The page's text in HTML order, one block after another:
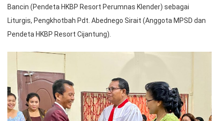
Bancin (Pendeta HKBP Resort Perumnas Klender) sebagai
Liturgis, Pengkhotbah Pdt. Abednego Sirait (Anggota MPSD dan
Pendeta HKBP Resort Cijantung).